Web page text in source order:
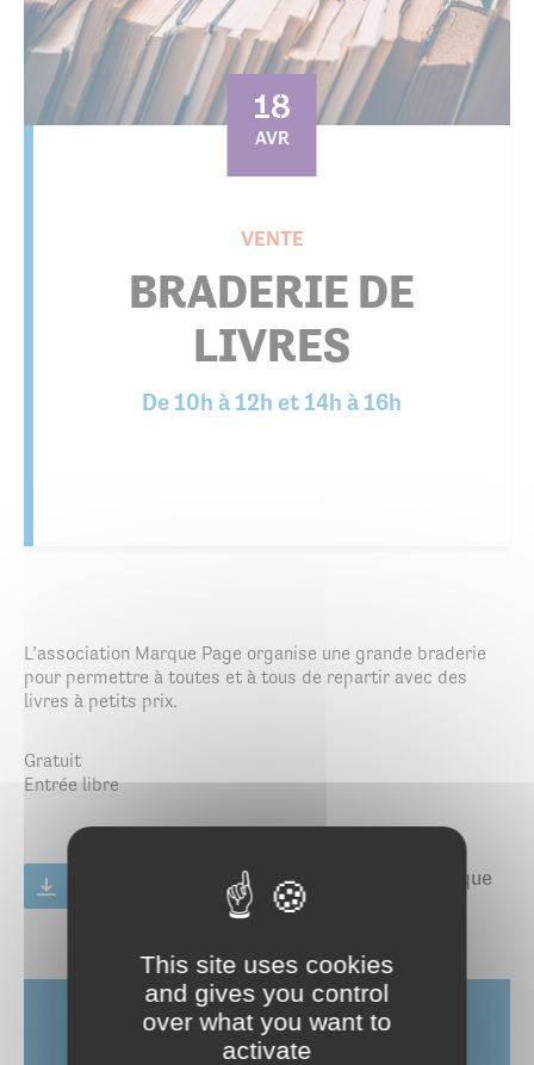
18
AVR
VENTE
BRADERIE DE
LIVRES
De 10h à 12h et 14h à 16h
L’association Marque Page organise une grande braderie
pour permettre à toutes et à tous de repartir avec des
livres à petits prix.
Gratuit
Entrée libre
Plaquette des animations de la médiathèque
– avril à juin 2026
This site uses cookies
and gives you control
over what you want to
activate